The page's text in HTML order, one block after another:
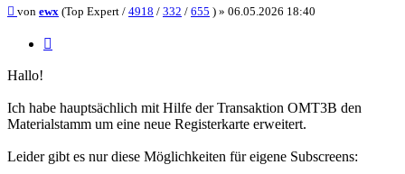
Beitrag
von ewx (Top Expert / 4918 / 332 / 655 ) » 06.05.2026 18:40
Hallo!
Ich habe hauptsächlich mit Hilfe der Transaktion OMT3B den
Materialstamm um eine neue Registerkarte erweitert.
Leider gibt es nur diese Möglichkeiten für eigene Subscreens: